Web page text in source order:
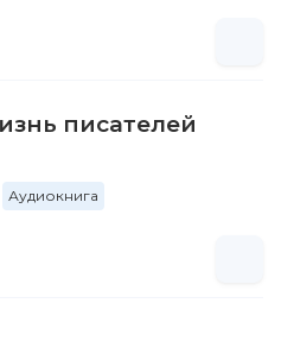
писателей
Аудиокнига